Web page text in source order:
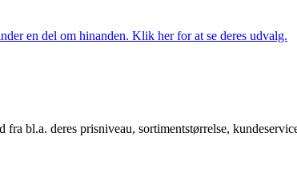
en del om hinanden. Klik her for at se deres udvalg.
bl.a. deres prisniveau, sortimentstørrelse,